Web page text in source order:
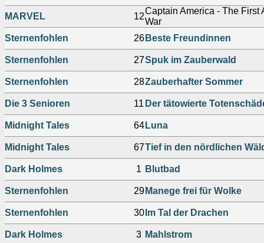
MARVEL 12
Captain America - The First
War
Sternenfohlen
26 Beste Freundinnen
Sternenfohlen 27Spuk im Zauberwald
Sternenfohlen 28Zauberhafter Sommer
Die 3 Senioren 11 Der tätowierte
Midnight Tales 64 Luna
Midnight Tales 67Tief in den nördlichen
Dark Holmes 1 Blutbad
Sternenfohlen 29 Manege frei für Wolke
Sternenfohlen 30 Im Tal der Drachen
Dark Holmes 3 Mahlstrom